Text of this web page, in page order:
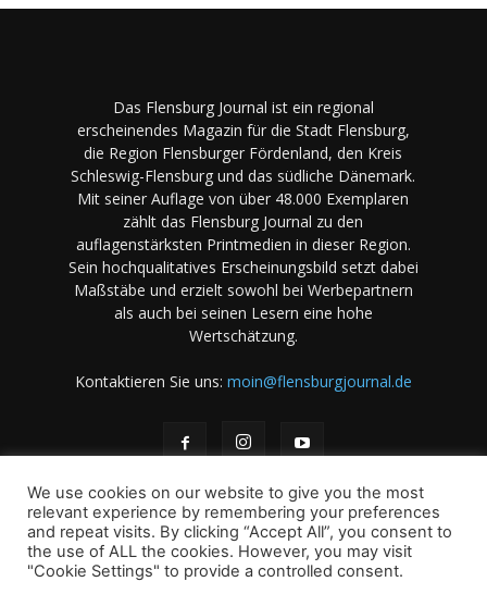
Das Flensburg Journal ist ein regional
erscheinendes Magazin für die Stadt Flensburg,
die Region Flensburger Fördenland, den Kreis
Schleswig-Flensburg und das südliche Dänemark.
Mit seiner Auflage von über 48.000 Exemplaren
zählt das Flensburg Journal zu den
auflagenstärksten Printmedien in dieser Region.
Sein hochqualitatives Erscheinungsbild setzt dabei
Maßstäbe und erzielt sowohl bei Werbepartnern
als auch bei seinen Lesern eine hohe
Wertschätzung.
Kontaktieren Sie uns: moin@flensburgjournal.de
Über uns Stellenangebote Impressum
Datenschutz
Magazin-Archiv
Das Magazin Mediadaten
We use cookies on our website to give you the most
relevant experience by remembering your preferences
and repeat visits. By clicking “Accept All”, you consent to
the use of ALL the cookies. However, you may visit
"Cookie Settings" to provide a controlled consent.